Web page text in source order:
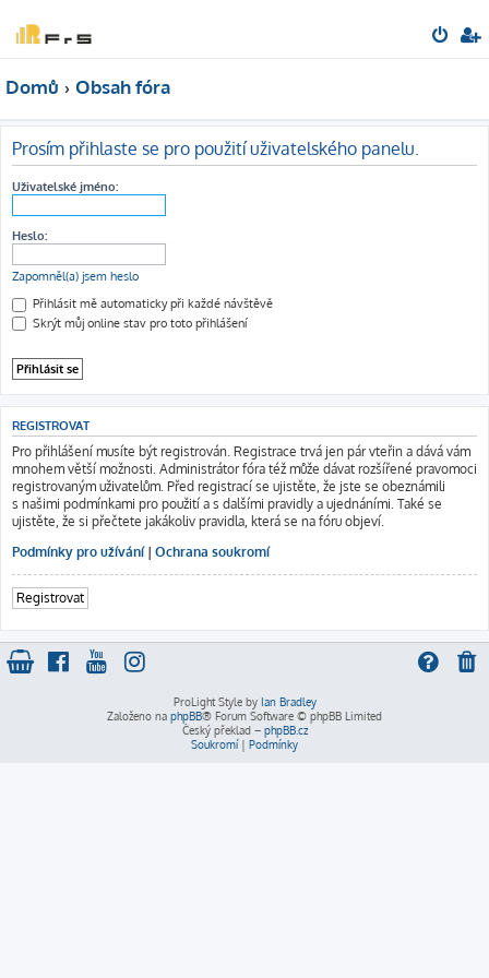
Domů Obsah fóra
Prosím přihlaste se pro použití uživatelského panelu.
Uživatelské jméno:
Heslo:
Zapomněl(a) jsem heslo
Přihlásit mě automaticky při každé návštěvě
Skrýt můj online stav pro toto přihlášení
REGISTROVAT
Pro přihlášení musíte být registrován. Registrace trvá jen pár vteřin a dává vám
mnohem větší možnosti. Administrátor fóra též může dávat rozšířené pravomoci
registrovaným uživatelům. Před registrací se ujistěte, že jste se obeznámili
s našimi podmínkami pro použití a s dalšími pravidly a ujednáními. Také se
ujistěte, že si přečtete jakákoliv pravidla, která se na fóru objeví.
Podmínky pro užívání| Ochrana soukromí
Registrovat
ProLight Style by Ian Bradley
Založeno na phpBB® Forum Software © phpBB Limited
Český překlad – phpBB.cz
Soukromí| Podmínky